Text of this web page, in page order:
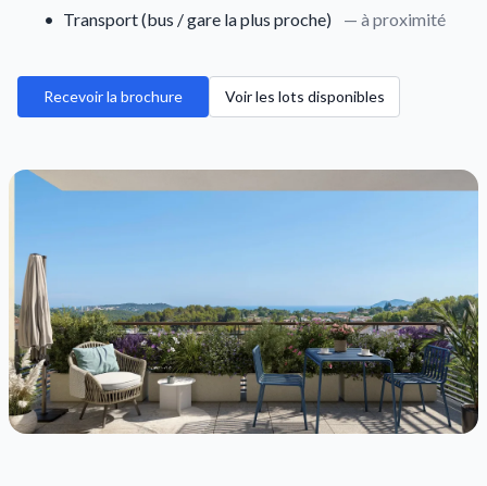
• Transport (bus / gare la plus proche) — à proximité
Recevoir la brochure Voir les lots disponibles